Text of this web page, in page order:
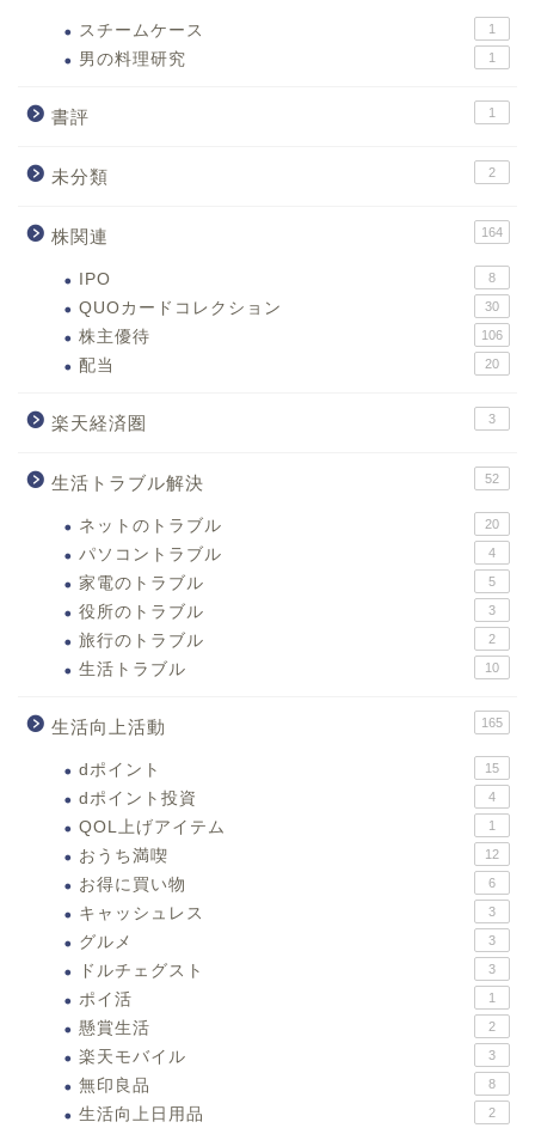
スチームケース 1
男の料理研究 1
書評 1
未分類 2
株関連 164
IPO 8
QUOカードコレクション 30
株主優待 106
配当 20
楽天経済圏 3
生活トラブル解決 52
ネットのトラブル 20
パソコントラブル 4
家電のトラブル 5
役所のトラブル 3
旅行のトラブル 2
生活トラブル 10
生活向上活動 165
dポイント 15
dポイント投資 4
QOL上げアイテム 1
おうち満喫 12
お得に買い物 6
キャッシュレス 3
グルメ 3
ドルチェグスト 3
ポイ活 1
懸賞生活 2
楽天モバイル 3
無印良品 8
生活向上日用品 2